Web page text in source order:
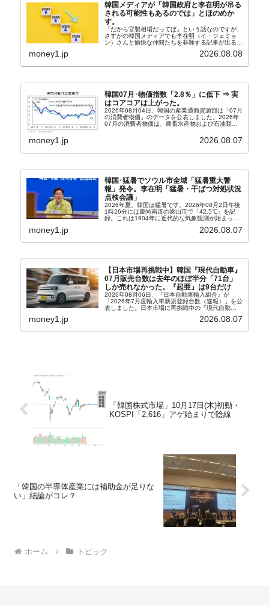
韓国メディアが「韓国政府と李在明が吊る
される可能性もあるのでは」とほのめか
す。
「だから官製相場だってば」という話なのですが、
さすがの韓国メディアでも李在明（イ・ジェミョ
ン）さんと愉快な仲間たちを非難する記事が出るよ
うになっています。もちろん株価の暴落についてで
『朝鮮日報』に面白い記事が出ています。「東西南
money1.jp 2026.08.08
韓国07月･物価指数「2.8％」に低下 ⇒ 実
はコアコアは上がった。
2026年08月04日、韓国の産業通商資源部は「07月
の消費者物価」のデータを公表しました。2026年
07月の消費者物価は、農畜水産物および石油類の
2.8％上昇（06月は3.2％）となり、上昇率は前...
money1.jp 2026.08.07
韓国･猛暑でソウル市全域「猛暑重大警
報」発令。李在明「猛暑・干ばつ対処状況
点検会議」
2026年夏。韓国は猛暑です。2026年08月2日午後
1時26分には慶尚南道の梁山市で「42.5℃」を記
録。これは1904年に近代的な気象観測が始まって
ウル市全域への「猛暑重大警報」が発令され...
money1.jp 2026.08.07
【日本市場再挑戦中】韓国『現代自動車』
07月販売台数は去年のほぼ半分「71台」
しか売れなかった。『起亜』は9台だけ
2026年08月06日、『日本自動車輸入組合』が
「2026年7月度輸入車新規登録台数（速報）」を公
表しました。日本市場に再挑戦中の『現代自動
台数はこの中に捉えられているはずです。先月から
money1.jp 2026.08.07
「韓国株式市場」10月17日(木)初動・
KOSPI「2,616」アゲ始まりで陰線
「韓国の半導体産業には補助金が足りな
い」結論がコレ？
ホーム トピック